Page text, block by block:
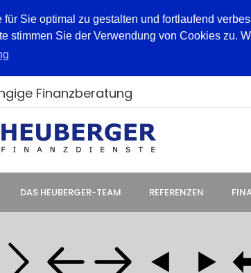
für Sie optimal zu gestalten und fortlaufend
stimmen Sie der Verwendung von Cookies zu.
Finanzberatung
DAS HEUBERGER-TEAM REFERENZEN